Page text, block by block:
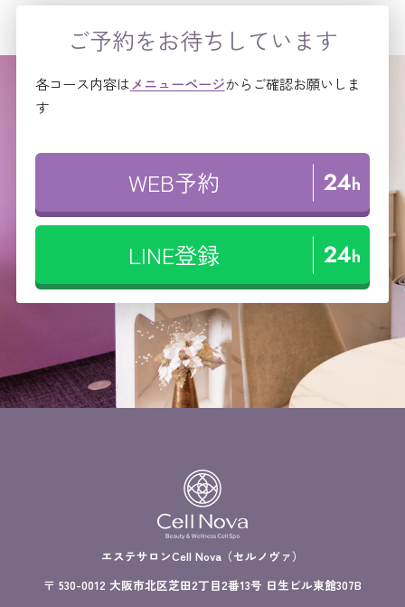
ご予約をお待ちしています
各コース内容はメニューページからご確認お願いしま
す
WEB予約
LINE登録
エステサロンCell Nova（セルノヴァ）
〒 530-0012 大阪市北区芝田2丁目2番13号 日生ビル東館307B